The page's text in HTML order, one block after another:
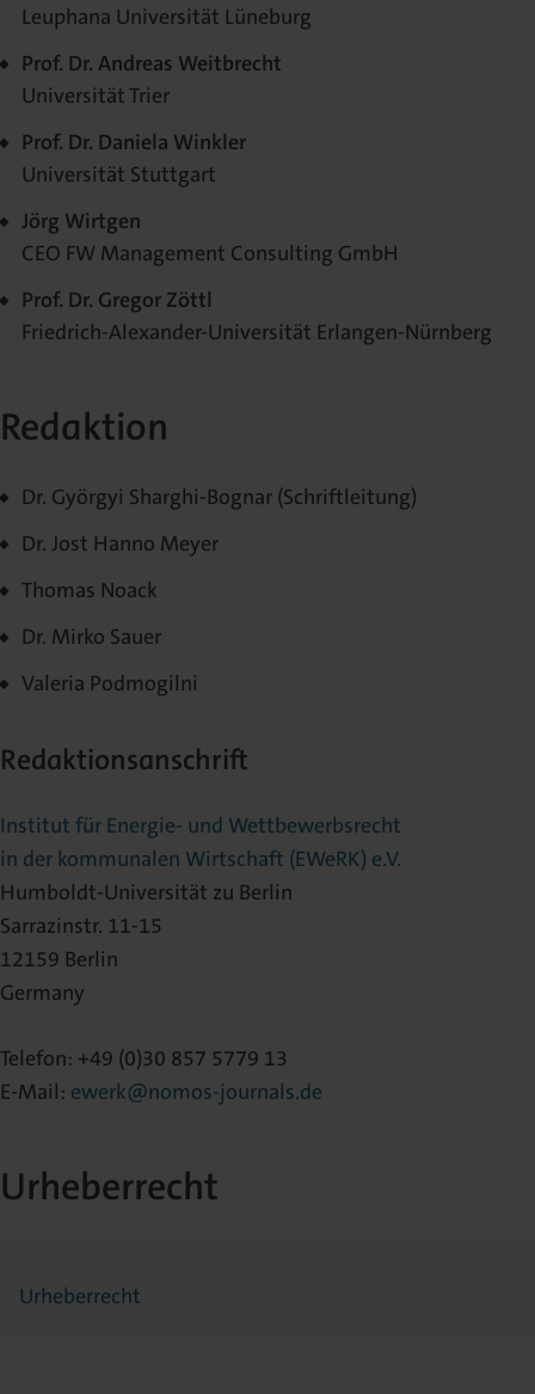
Leuphana Universität Lüneburg
Prof. Dr. Andreas Weitbrecht
Universität Trier
Prof. Dr. Daniela Winkler
Universität Stuttgart
Jörg Wirtgen
CEO FW Management Consulting GmbH
Prof. Dr. Gregor Zöttl
Friedrich-Alexander-Universität Erlangen-Nürnberg
Redaktion
Dr. Györgyi Sharghi-Bognar (Schriftleitung)
Dr. Jost Hanno Meyer
Thomas Noack
Dr. Mirko Sauer
Valeria Podmogilni
Redaktionsanschrift
Institut für Energie- und Wettbewerbsrecht
in der kommunalen Wirtschaft (EWeRK) e.V.
Humboldt-Universität zu Berlin
Sarrazinstr. 11-15
12159 Berlin
Germany
Telefon: +49 (0)30 857 5779 13
E-Mail: ewerk@nomos-journals.de
Urheberrecht
Urheberrecht